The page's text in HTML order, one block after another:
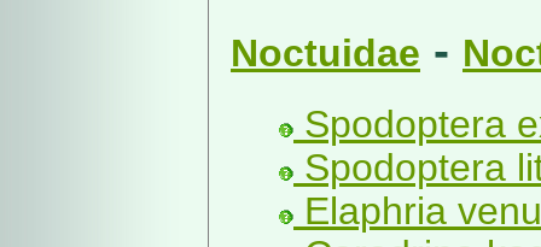
Noctuidae -
Spodoptera
Spodoptera
Elaphria